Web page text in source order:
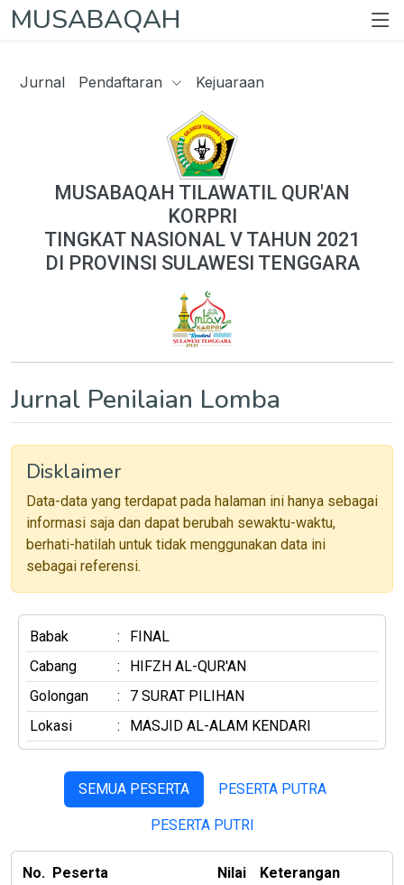
MUSABAQAH
Jurnal Pendaftaran Kejuaraan
MUSABAQAH TILAWATIL QUR'AN
KORPRI
TINGKAT NASIONAL V TAHUN 2021
DI PROVINSI SULAWESI TENGGARA
Jurnal Penilaian Lomba
Disklaimer
Data-data yang terdapat pada halaman ini hanya sebagai
informasi saja dan dapat berubah sewaktu-waktu,
berhati-hatilah untuk tidak menggunakan data ini
sebagai referensi.
Babak :
FINAL
Cabang
:
HIFZH AL-QUR'AN
Golongan
:
7 SURAT PILIHAN
Lokasi
: MASJID AL-ALAM KENDARI
SEMUA PESERTA PESERTA PUTRA
PESERTA PUTRI
No. Peserta Nilai
Keterangan